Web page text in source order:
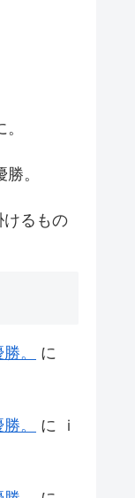
。
けるもの
。
に
。 に
ｉ